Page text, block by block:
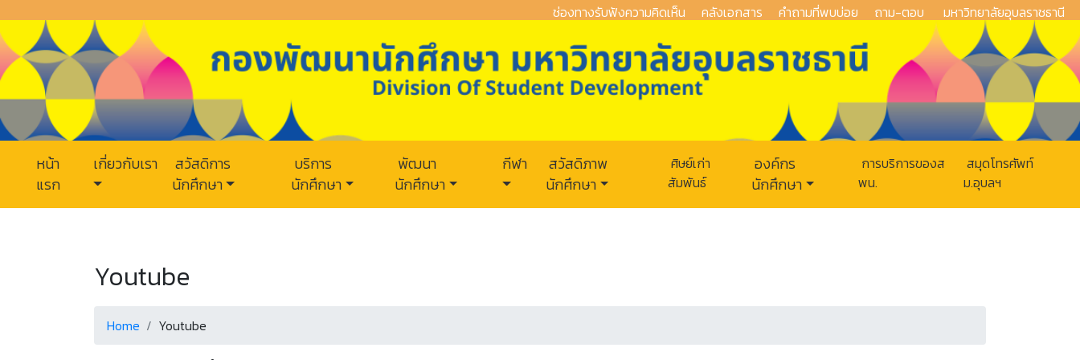
ช่องทางรับฟังความคิดเห็น คลังเอกสาร คำถามที่พบบ่อย ถาม-ตอบ มหาวิทยาลัยอุบลราชธานี
หน้า
แรก
เกี่ยวกับเรา
สวัสดิการ
นักศึกษา
บริการ
นักศึกษา
พัฒนา
นักศึกษา
กีฬา
สวัสดิภาพ
นักศึกษา
ศิษย์เก่า
สัมพันธ์
องค์กร
นักศึกษา
การบริการของส
พน.
สมุดโทรศัพท์
ม.อุบลฯ
Youtube
Home Youtube